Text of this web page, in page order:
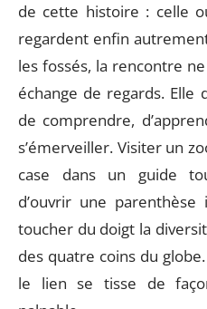
de cette histoire : celle
regardent enfin
les fossés, la rencontre
échange de regards. Elle
de comprendre,
s’émerveiller. Visiter un
case dans un guide
d’ouvrir une
toucher du doigt la
des quatre coins du
le lien se tisse de